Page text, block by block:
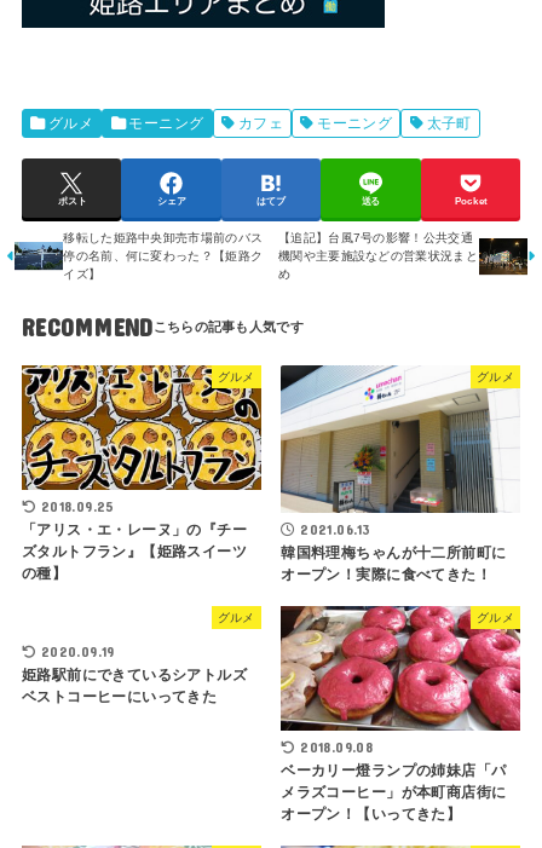
グルメ モーニング カフェ モーニング 太子町
ポスト シェア はてブ 送る Pocket
移転した姫路中央卸売市場前のバス
停の名前、何に変わった？【姫路ク
イズ】
【追記】台風7号の影響！公共交通
機関や主要施設などの営業状況まと
め
RECOMMEND
グルメ
2018.09.25
「アリス・エ・レーヌ」の『チー
ズタルトフラン』【姫路スイーツ
の種】
グルメ
2021.06.13
韓国料理梅ちゃんが十二所前町に
オープン！実際に食べてきた！
グルメ
2020.09.19
姫路駅前にできているシアトルズ
ベストコーヒーにいってきた
グルメ
2018.09.08
ベーカリー燈ランプの姉妹店「パ
メラズコーヒー」が本町商店街に
オープン！【いってきた】